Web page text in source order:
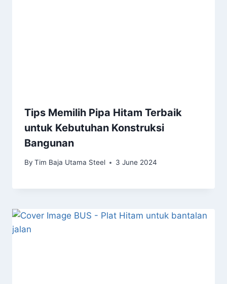
Tips Memilih Pipa Hitam Terbaik
untuk Kebutuhan Konstruksi
Bangunan
By Tim Baja Utama Steel 3 June 2024